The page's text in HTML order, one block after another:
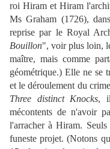
roi Hiram et Hiram
Ms Graham (1726),
reprise par le Royal
Bouillon", voir plus loin,
maître, mais comme
géométrique.) Elle ne se
et le déroulement du
Three distinct Knocks,
mécontents de n'avoir
l'arracher à Hiram.
funeste projet.(Notons